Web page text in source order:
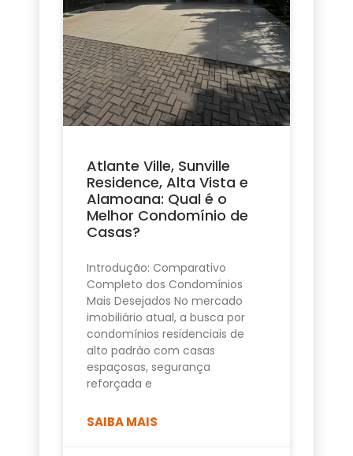
Atlante Ville, Sunville
Residence, Alta Vista e
Alamoana: Qual é o
Melhor Condomínio de
Casas?
Introdução: Comparativo
Completo dos Condomínios
Mais Desejados No mercado
imobiliário atual, a busca por
condomínios residenciais de
alto padrão com casas
espaçosas, segurança
reforçada e
SAIBA MAIS